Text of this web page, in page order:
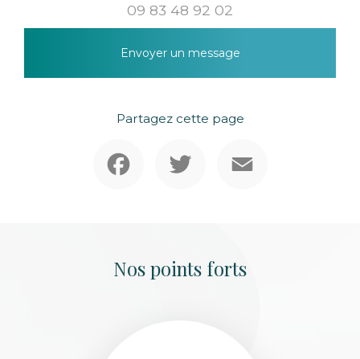
09 83 48 92 02
Envoyer un message
Partagez cette page
Nos points forts